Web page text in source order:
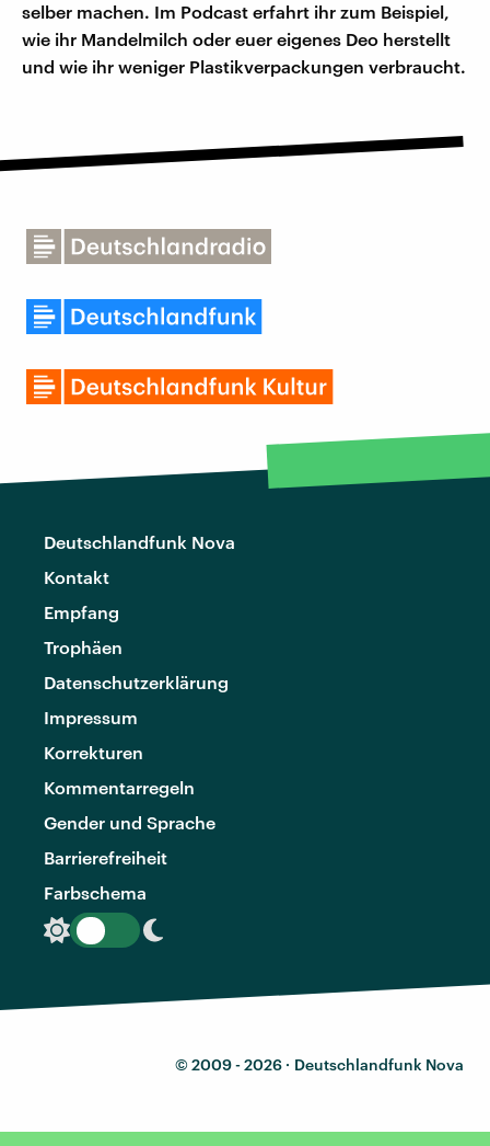
selber machen. Im Podcast erfahrt ihr zum Beispiel,
wie ihr Mandelmilch oder euer eigenes Deo herstellt
und wie ihr weniger Plastikverpackungen verbraucht.
Deutschlandfunk Nova
Kontakt
Empfang
Trophäen
Datenschutzerklärung
Impressum
Korrekturen
Kommentarregeln
Gender und Sprache
Barrierefreiheit
Farbschema
© 2009 - 2026 · Deutschlandfunk Nova